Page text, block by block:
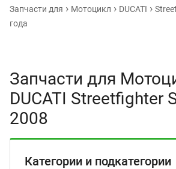
Запчасти для Мотоцикл DUCATI
года
Запчасти для
DUCATI Streetfighter
2008
Категории и подкатегории